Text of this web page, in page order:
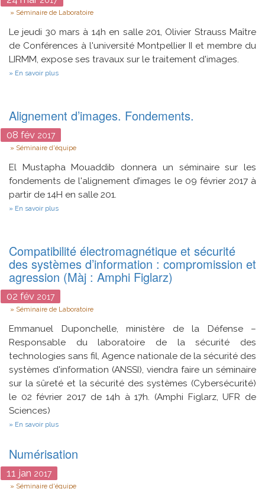
Type
Séminaire de Laboratoire
Le jeudi 30 mars à 14h en salle 201, Olivier Strauss Maître
de Conférences à l'université Montpellier II et membre du
LIRMM, expose ses travaux sur le traitement d'images.
En savoir plus
the
interplay
continuous
discrete
in
image
Alignement d’images. Fondements.
08 fév 2017
Type
Séminaire d'équipe
El Mustapha Mouaddib donnera un séminaire sur les
fondements de l'alignement d’images le 09 février 2017 à
partir de 14H en salle 201.
En savoir plus
Compatibilité électromagnétique et sécurité
des systèmes d’information : compromission et
agression (Màj : Amphi Figlarz)
02 fév 2017
Type
Séminaire de Laboratoire
Emmanuel Duponchelle, ministère de la Défense –
Responsable du laboratoire de la sécurité des
technologies sans fil, Agence nationale de la sécurité des
systèmes d'information (ANSSI), viendra faire un séminaire
sur la sûreté et la sécurité des systèmes (Cybersécurité)
le 02 février 2017 de 14h à 17h. (Amphi Figlarz, UFR de
Sciences)
En savoir plus
et
sécurité
Numérisation
11 jan 2017
Séminaire d'équipe